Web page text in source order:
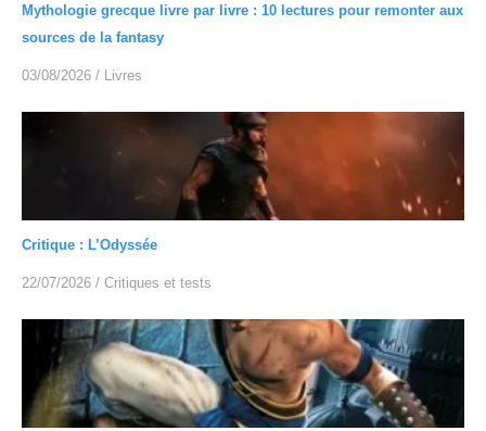
Mythologie grecque livre par livre : 10 lectures pour remonter aux
sources de la fantasy
03/08/2026 / Livres
Critique : L’Odyssée
22/07/2026 / Critiques et tests